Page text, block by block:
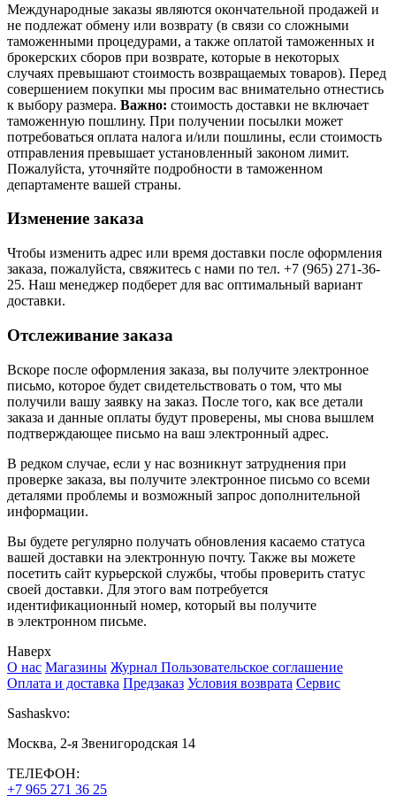
Международные заказы являются окончательной продажей и
не подлежат обмену или возврату (в связи со сложными
таможенными процедурами, а также оплатой таможенных и
брокерских сборов при возврате, которые в некоторых
случаях превышают стоимость возвращаемых товаров). Перед
совершением покупки мы просим вас внимательно отнестись
к выбору размера. Важно: стоимость доставки не включает
таможенную пошлину. При получении посылки может
потребоваться оплата налога и/или пошлины, если стоимость
отправления превышает установленный законом лимит.
Пожалуйста, уточняйте подробности в таможенном
департаменте вашей страны.
Изменение заказа
Чтобы изменить адрес или время доставки после оформления
заказа, пожалуйста, свяжитесь с нами по тел. +7 (965) 271-36-
25. Наш менеджер подберет для вас оптимальный вариант
доставки.
Отслеживание заказа
Вскоре после оформления заказа, вы получите электронное
письмо, которое будет свидетельствовать о том, что мы
получили вашу заявку на заказ. После того, как все детали
заказа и данные оплаты будут проверены, мы снова вышлем
подтверждающее письмо на ваш электронный адрес.
В редком случае, если у нас возникнут затруднения при
проверке заказа, вы получите электронное письмо со всеми
деталями проблемы и возможный запрос дополнительной
информации.
Вы будете регулярно получать обновления касаемо статуса
вашей доставки на электронную почту. Также вы можете
посетить сайт курьерской службы, чтобы проверить статус
своей доставки. Для этого вам потребуется
идентификационный номер, который вы получите
в электронном письме.
Наверх
О нас Магазины Журнал Пользовательское соглашение
Оплата и доставка Предзаказ Условия возврата Сервис
Sashaskvo:
Москва, 2-я Звенигородская 14
ТЕЛЕФОН:
+7 965 271 36 25